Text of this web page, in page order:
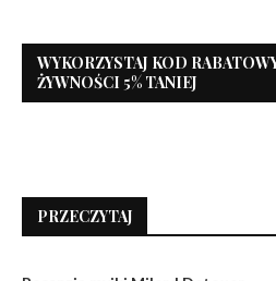
WYKORZYSTAJ KOD
ŻYWNOŚCI 5% TANIEJ
PRZECZYTAJ